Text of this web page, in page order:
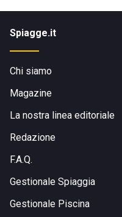
Spiagge.it
Chi siamo
Magazine
La nostra linea editoriale
Redazione
F.A.Q.
Gestionale Spiaggia
Gestionale Piscina